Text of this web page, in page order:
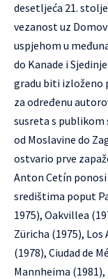
desetljeća 21.
vezanost uz
uspjehom u
do Kanade i
gradu biti izloženo
za određenu
susreta s
od Moslavine do
ostvario prve
Anton Cetín
središtima poput
1975), Oakvillea
Züricha (1975),
(1978), Ciudad de
Mannheima